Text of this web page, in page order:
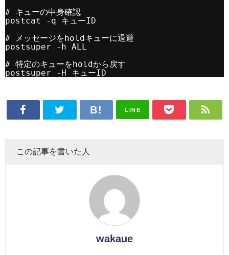
# キューの中身確認
postcat -q キューID
# メッセージをholdキューに退避
postsuper -h ALL
# 特定のキューをholdから戻す
postsuper -H キューID
LINE
この記事を書いた人
wakaue